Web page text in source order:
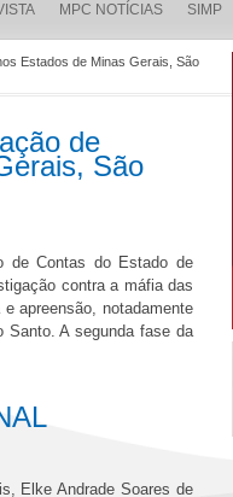
MPC NOTÍCIAS SIMP
Estados de Minas Gerais, São
de
São
de Contas do Estado de
contra a máfia das
apreensão, notadamente
A segunda fase da
Elke Andrade Soares de